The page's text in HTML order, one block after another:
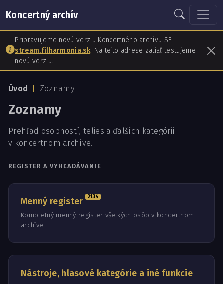
Koncertný archív
Pripravujeme novú verziu Koncertného archívu SF
stream.filharmonia.sk. Na tejto adrese zatiaľ testujeme
novú verziu.
Úvod Zoznamy
Zoznamy
Prehľad osobností, telies a ďalších kategórií
v koncertnom archíve.
REGISTER A VYHĽADÁVANIE
Menný register 2134
Kompletný menný register všetkých osôb v koncertnom
archíve.
Nástroje, hlasové kategórie a iné funkcie